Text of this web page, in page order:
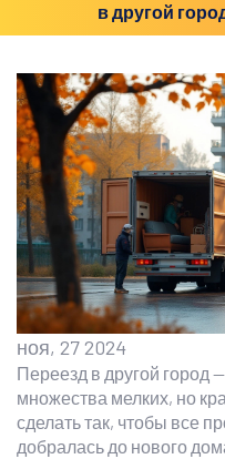
в другой
ноя, 27 2024
Переезд в другой город
множества мелких, но
сделать так, чтобы все
добралась до нового